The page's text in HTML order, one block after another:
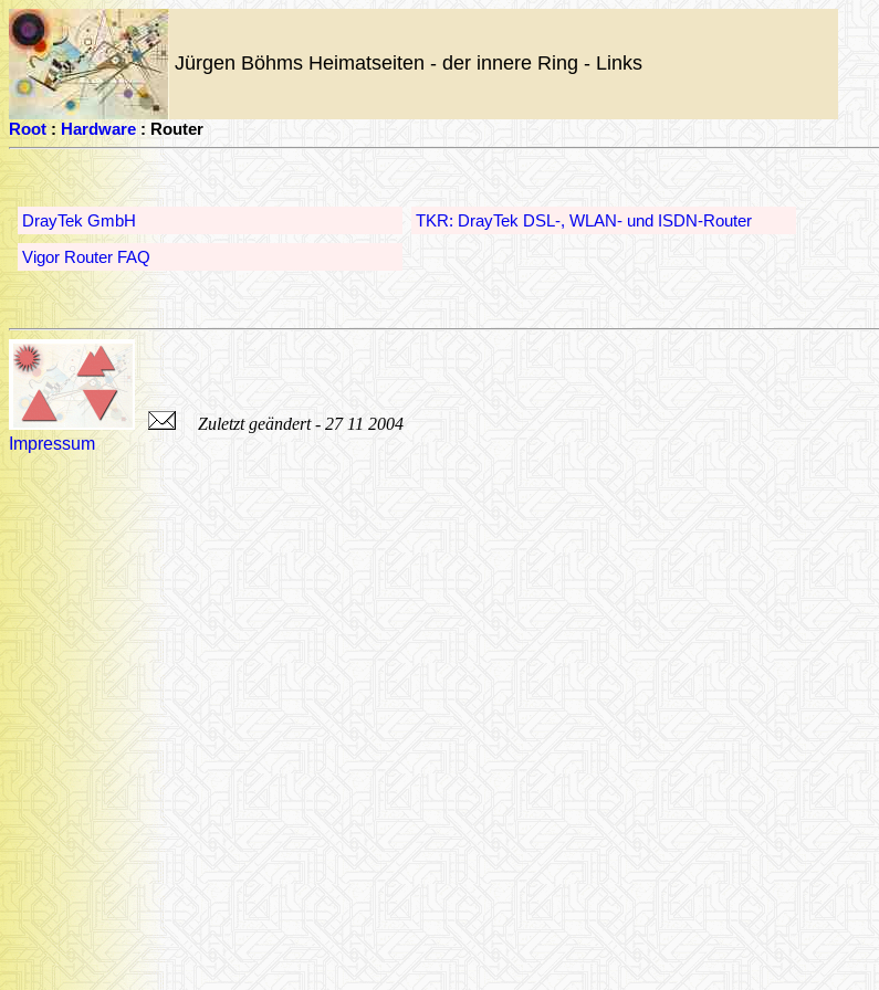
Jürgen Böhms Heimatseiten - der innere Ring - Links
Root: Hardware : Router
DrayTek GmbH
TKR: DrayTek DSL-, WLAN- und ISDN-Router
Vigor Router FAQ
Zuletzt geändert - 27 11 2004
Impressum